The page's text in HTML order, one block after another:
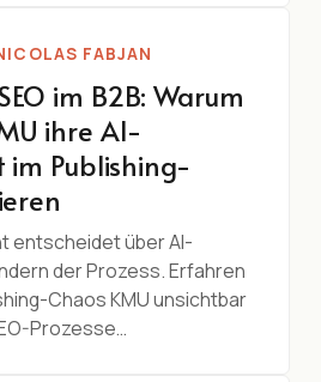
FABJAN
im B2B: Warum
ihre AI-
Publishing-
entscheidet über AI-
der Prozess. Erfahren
Chaos KMU unsichtbar
Prozesse…